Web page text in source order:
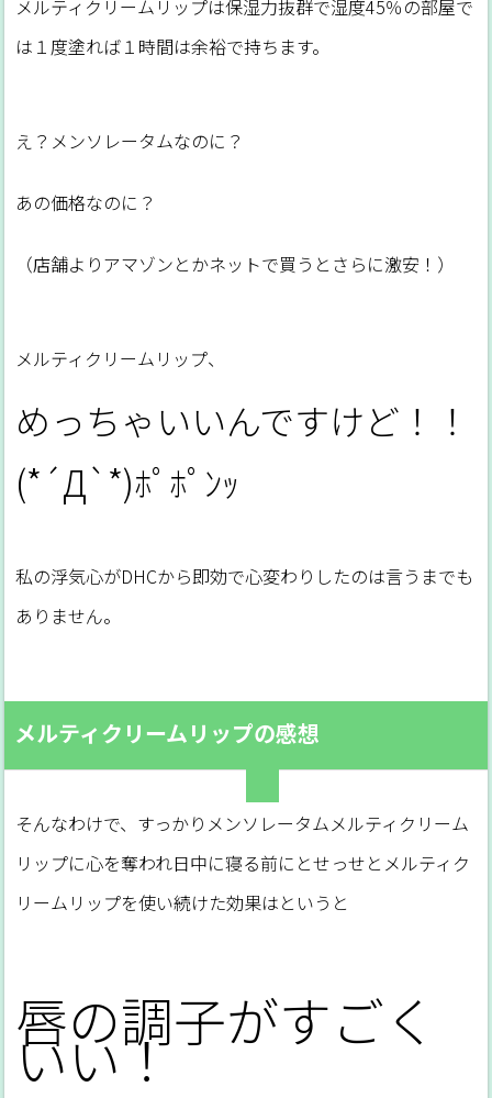
メルティクリームリップは保湿力抜群で湿度45％の部屋で
は１度塗れば１時間は余裕で持ちます。
え？メンソレータムなのに？
あの価格なのに？
（店舗よりアマゾンとかネットで買うとさらに激安！）
メルティクリームリップ、
めっちゃいいんですけど！！
(*´Д`*)ﾎﾟﾎﾟﾝｯ
私の浮気心がDHCから即効で心変わりしたのは言うまでも
ありません。
メルティクリームリップの感想
そんなわけで、すっかりメンソレータムメルティクリーム
リップに心を奪われ日中に寝る前にとせっせとメルティク
リームリップを使い続けた効果はというと
唇の調子がすごく
いい！